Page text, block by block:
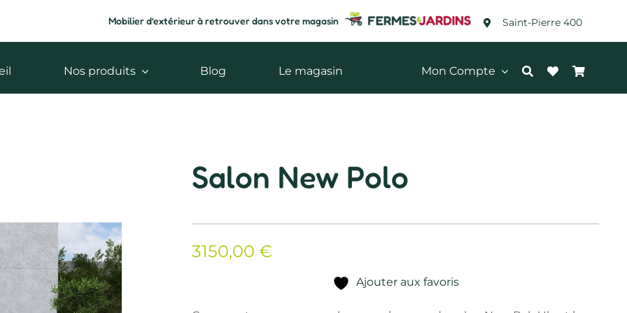
Mobilier d’extérieur à retrouver dans votre magasin Saint-Pierre 400
Nos produits Blog Le magasin Mon Compte
Salon New Polo
3150,00€
Ajouter aux favoris